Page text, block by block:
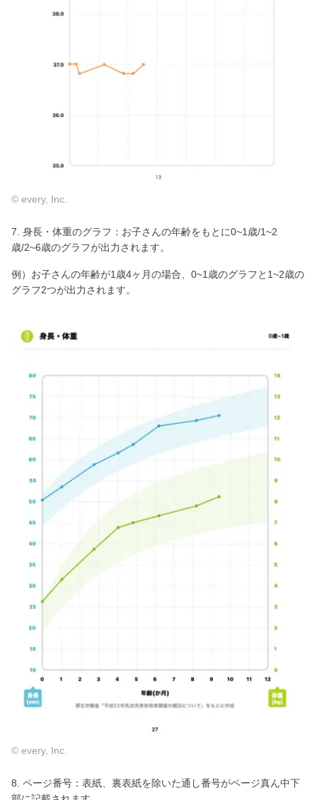
© every, Inc.
7. 身長・体重のグラフ：お子さんの年齢をもとに0~1歳/1~2
歳/2~6歳のグラフが出力されます。
例）お子さんの年齢が1歳4ヶ月の場合、0~1歳のグラフと1~2歳の
グラフ2つが出力されます。
© every, Inc.
8. ページ番号：表紙、裏表紙を除いた通し番号がページ真ん中下